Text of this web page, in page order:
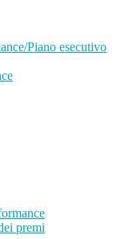
Piano esecutivo
premi